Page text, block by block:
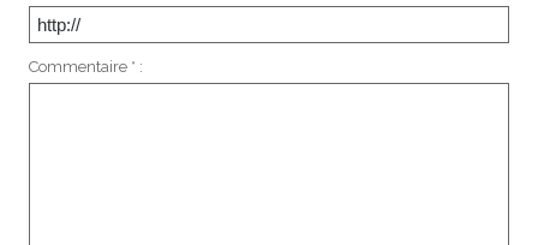
Commentaire * :